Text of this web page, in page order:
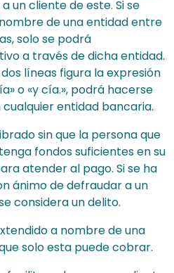
un cliente de este. Si se
de una entidad entre
solo se podrá
a través de dicha entidad.
líneas figura la expresión
o «y cía.», podrá hacerse
entidad bancaria.
sin que la persona que
fondos suficientes en su
atender al pago. Si se ha
ánimo de defraudar a un
considera un delito.
a nombre de una
solo esta puede cobrar.